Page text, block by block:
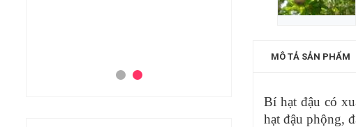
MÔ TẢ SẢN PHẨM
Bí hạt đậu có
hạt đậu phộng,